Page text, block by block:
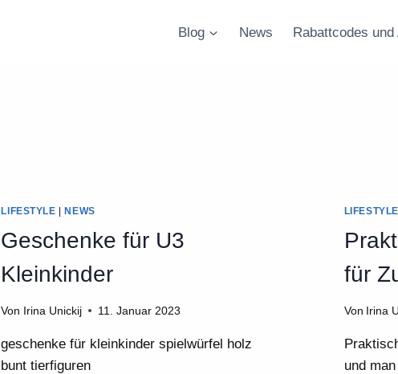
Blog News Rabattcodes und
LIFESTYLE NEWS
Geschenke für U3
Kleinkinder
Von Irina Unickij 11. Januar 2023
geschenke für kleinkinder spielwürfel holz
bunt tierfiguren
LIFESTYLE
für
Von Irina
und